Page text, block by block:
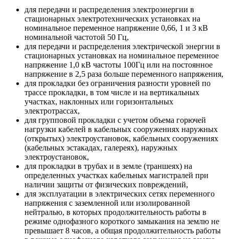
для передачи и распределения электроэнергии в
стационарных электротехнических установках на
номинальное переменное напряжение 0,66, 1 и 3 кВ
номинальной частотой 50 Гц,
для передачи и распределения электрической энергии в
стационарных установках на номинальное переменное
напряжение 1,0 кВ частоты 100Гц или на постоянное
напряжение в 2,5 раза больше переменного напряжения,
для прокладки без ограничения разности уровней по
трассе прокладки, в том числе и на вертикальных
участках, наклонных или горизонтальных
электротрассах,
для групповой прокладки с учетом объема горючей
нагрузки кабелей в кабельных сооружениях наружных
(открытых) электроустановок, кабельных сооружениях
(кабельных эстакадах, галереях), наружных
электроустановок,
для прокладки в трубах и в земле (траншеях) на
определенных участках кабельных магистралей при
наличии защиты от физических повреждений,
для эксплуатации в электрических сетях переменного
напряжения с заземленной или изолированной
нейтралью, в которых продолжительность работы в
режиме однофазного короткого замыкания на землю не
превышает 8 часов, а общая продолжительность работы